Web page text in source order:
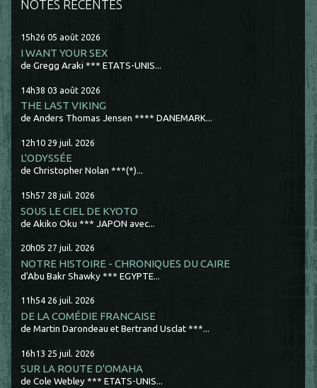
NOTES RÉCENTES
15h26 05 août 2026
I WANT YOUR SEX
de Gregg Araki *** ETATS-UNIS...
14h38 03 août 2026
THE LAST VIKING
de Anders Thomas Jensen **** DANEMARK...
12h10 29 juil. 2026
L'ODYSSÉE
de Christopher Nolan ***(*)...
15h57 28 juil. 2026
SOUS LE CIEL DE KYOTO
de Akiko Oku *** JAPON avec...
20h05 27 juil. 2026
NOTRE HISTOIRE - CHRONIQUES DU CAIRE
d'Abu Bakr Shawky *** EGYPTE...
11h54 26 juil. 2026
DE LA COMÉDIE FRANCAISE
de Martin Darondeau et Bertrand Usclat ***...
16h13 25 juil. 2026
SUR LA ROUTE D'OMAHA
de Cole Webley *** ETATS-UNIS...